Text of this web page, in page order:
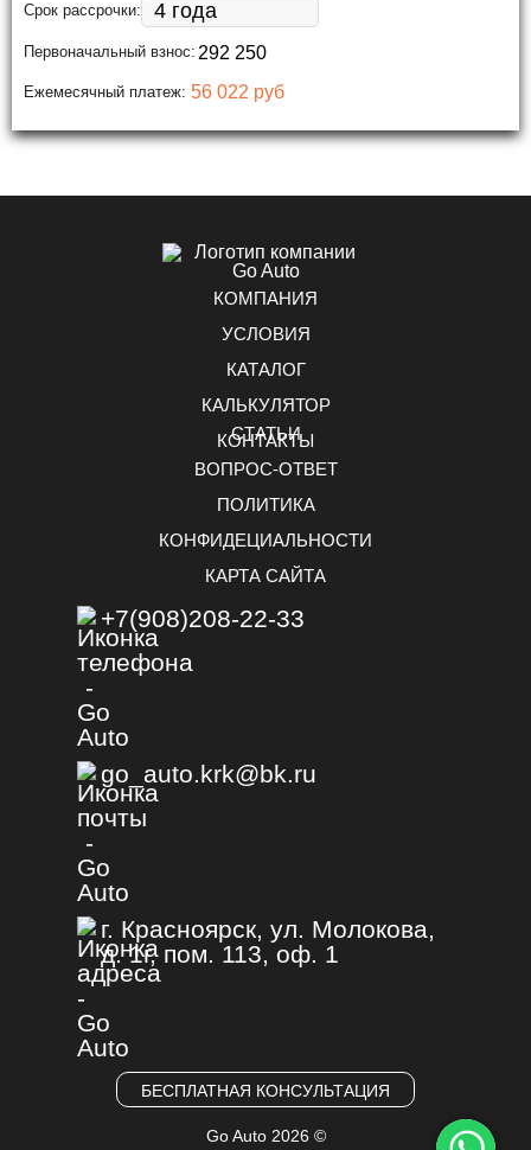
Срок рассрочки:
Первоначальный взнос:
Ежемесячный платеж: 56 022 руб
КОМПАНИЯ
УСЛОВИЯ
КАТАЛОГ
КАЛЬКУЛЯТОР
КОНТАКТЫ
СТАТЬИ
ВОПРОС-ОТВЕТ
ПОЛИТИКА
КОНФИДЕЦИАЛЬНОСТИ
КАРТА САЙТА
+7(908)208-22-33
go_auto.krk@bk.ru
г. Красноярск, ул. Молокова,
д. 1г, пом. 113, оф. 1
БЕСПЛАТНАЯ КОНСУЛЬТАЦИЯ
Go Auto 2026 ©